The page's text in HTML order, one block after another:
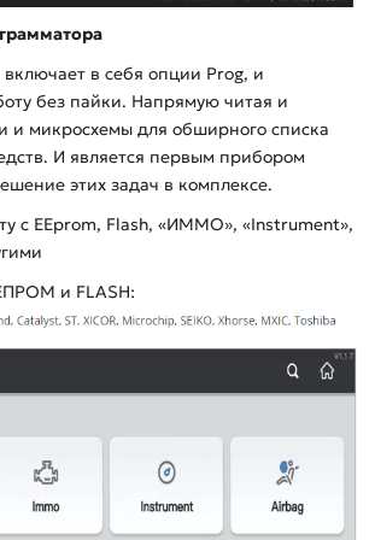
включает в себя опции Prog, и
без пайки. Напрямую читая и
и микросхемы для обширного списка
И является первым прибором
этих задач в комплексе.
с EEprom, Flash, «ИММО», «Instrument»,
и FLASH: